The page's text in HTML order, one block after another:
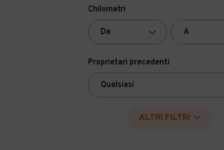
Chilometri
Proprietari precedenti
ALTRI FILTRI